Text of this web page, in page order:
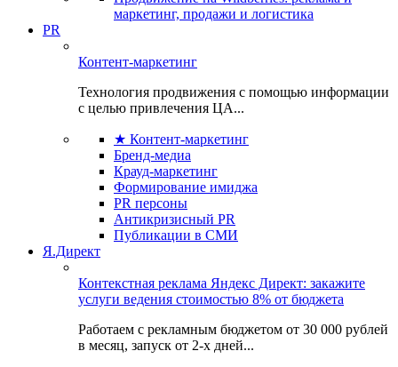
маркетинг, продажи и логистика
PR
Контент-маркетинг
Технология продвижения с помощью информации
с целью привлечения ЦА...
★ Контент-маркетинг
Бренд-медиа
Крауд-маркетинг
Формирование имиджа
PR персоны
Антикризисный PR
Публикации в СМИ
Я.Директ
Контекстная реклама Яндекс Директ: закажите
услуги ведения стоимостью 8% от бюджета
Работаем с рекламным бюджетом от 30 000 рублей
в месяц, запуск от 2-х дней...